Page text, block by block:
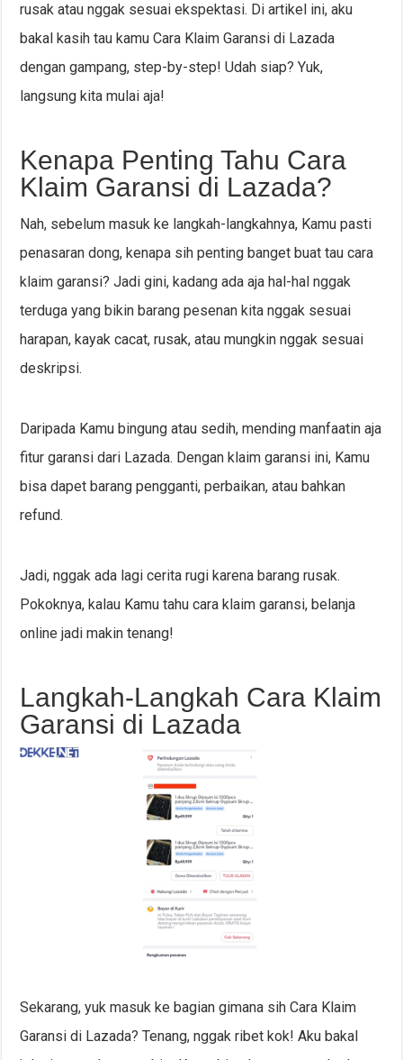
rusak atau nggak sesuai ekspektasi. Di artikel ini, aku
bakal kasih tau kamu Cara Klaim Garansi di Lazada
dengan gampang, step-by-step! Udah siap? Yuk,
langsung kita mulai aja!
Kenapa Penting Tahu Cara
Klaim Garansi di Lazada?
Nah, sebelum masuk ke langkah-langkahnya, Kamu pasti
penasaran dong, kenapa sih penting banget buat tau cara
klaim garansi? Jadi gini, kadang ada aja hal-hal nggak
terduga yang bikin barang pesenan kita nggak sesuai
harapan, kayak cacat, rusak, atau mungkin nggak sesuai
deskripsi.
Daripada Kamu bingung atau sedih, mending manfaatin aja
fitur garansi dari Lazada. Dengan klaim garansi ini, Kamu
bisa dapet barang pengganti, perbaikan, atau bahkan
refund.
Jadi, nggak ada lagi cerita rugi karena barang rusak.
Pokoknya, kalau Kamu tahu cara klaim garansi, belanja
online jadi makin tenang!
Langkah-Langkah Cara Klaim
Garansi di Lazada
Sekarang, yuk masuk ke bagian gimana sih Cara Klaim
Garansi di Lazada? Tenang, nggak ribet kok! Aku bakal